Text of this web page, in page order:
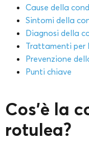
Cause della
Sintomi della
Diagnosi della
Trattamenti per
Prevenzione
Punti chiave
Cos’è la
rotulea?